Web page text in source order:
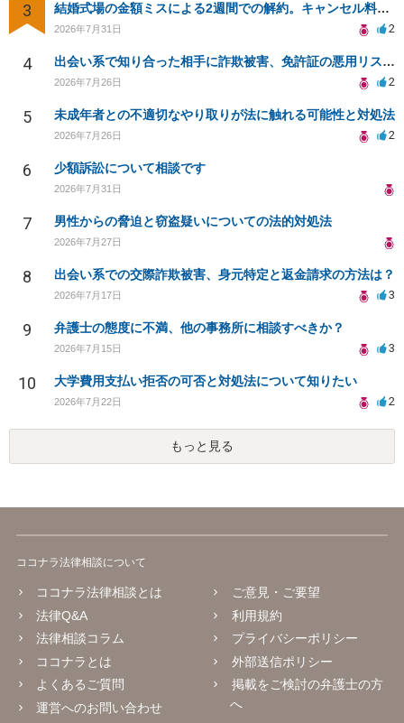
3 結婚式場の金額ミスによる2週間での解約。キャンセル料10万円の免除は可能か。
2026年7月31日 2
4 出会い系で知り合った相手に詐欺被害、免許証の悪用リスクと対策。
2026年7月26日 2
5 未成年者との不適切なやり取りが法に触れる可能性と対処法
2026年7月26日 2
6 少額訴訟について相談です
2026年7月31日
7 男性からの脅迫と窃盗疑いについての法的対処法
2026年7月27日
8 出会い系での交際詐欺被害、身元特定と返金請求の方法は？
2026年7月17日 3
9 弁護士の態度に不満、他の事務所に相談すべきか？
2026年7月15日 3
10 大学費用支払い拒否の可否と対処法について知りたい
2026年7月22日 2
もっと見る
ココナラ法律相談について
ココナラ法律相談とは
法律Q&A
法律相談コラム
ココナラとは
よくあるご質問
運営へのお問い合わせ
ご意見・ご要望
利用規約
プライバシーポリシー
外部送信ポリシー
掲載をご検討の弁護士の方
へ